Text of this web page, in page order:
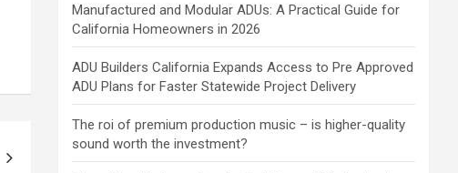
Manufactured and Modular ADUs: A Practical Guide for
California Homeowners in 2026
ADU Builders California Expands Access to Pre Approved
ADU Plans for Faster Statewide Project Delivery
The roi of premium production music – is higher-quality
sound worth the investment?